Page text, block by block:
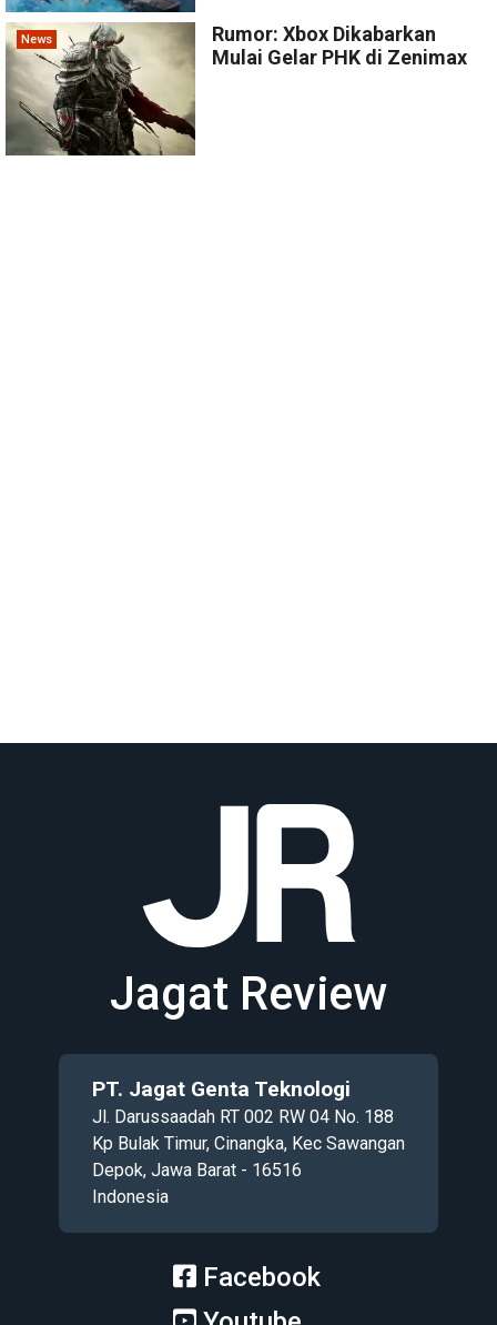
News
Rumor: Xbox Dikabarkan
Mulai Gelar PHK di Zenimax
Jagat Review
PT. Jagat Genta Teknologi
Jl. Darussaadah RT 002 RW 04 No. 188
Kp Bulak Timur, Cinangka, Kec Sawangan
Depok, Jawa Barat - 16516
Indonesia
Facebook